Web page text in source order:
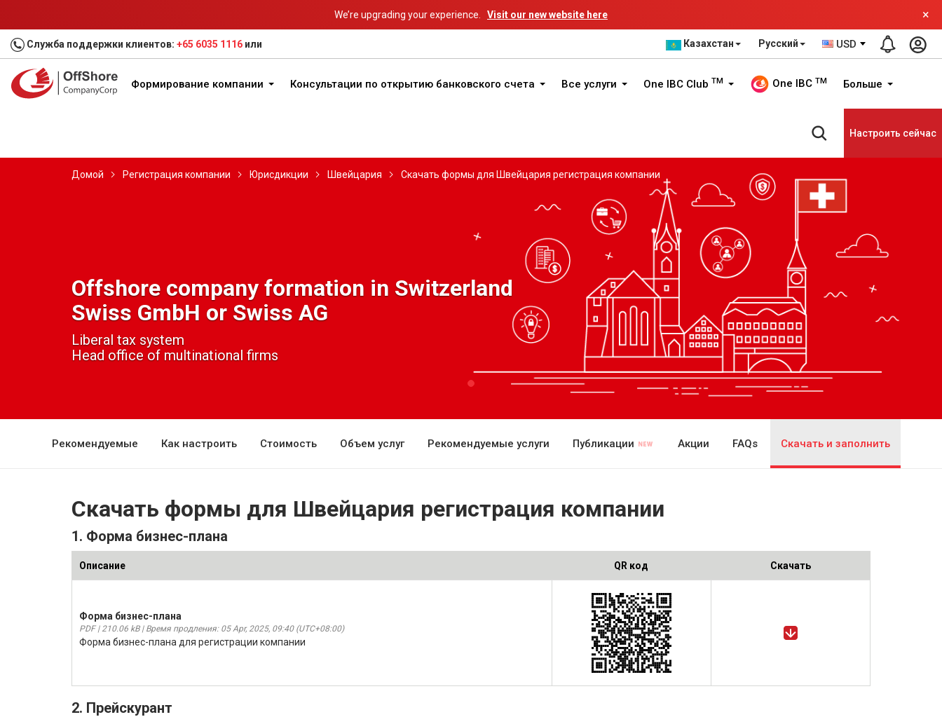
We’re upgrading your experience. Visit our new website here ×
Служба поддержки клиентов: +65 6035 1116 или Казахстан Русский USD
Формирование компании Консультации по открытию банковского счета Все услуги One IBC Club TM One IBC TM Больше
Настроить сейчас
Домой Регистрация компании Юрисдикции Швейцария Скачать формы для Швейцария регистрация компании
Offshore company formation in Switzerland
Swiss GmbH or Swiss AG
Liberal tax system
Head office of multinational firms
Рекомендуемые Как настроить Стоимость Объем услуг Рекомендуемые услуги Публикации Акции FAQs Скачать и заполнить
Скачать формы для Швейцария регистрация компании
1. Форма бизнес-плана
Описание QR код Скачать
Форма бизнес-плана
PDF | 210.06 kB | Время продления: 05 Apr, 2025, 09:40 (UTC+08:00)
Форма бизнес-плана для регистрации компании
2. Прейскурант